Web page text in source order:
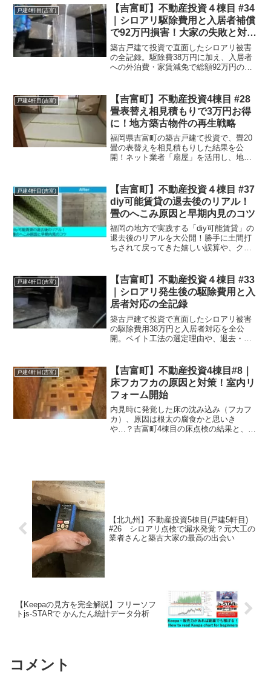
に向けてリフォーム箇所を追加した、リ
アルな現場実録です。
戸建4軒目(吉富)
【吉富町】不動産投資４棟目 #34
｜シロアリ駆除費用と入居者補償
で92万円損害！大家の失敗と対応
策
築古戸建て投資で直面したシロアリ被害
の全記録。駆除費38万円に加え、入居者
への外泊費・家賃減免で総額92万円の損
の防蟻戦略をサイドFIRE大家が実体験に
基づき徹底解説します。
戸建4軒目(吉富)
【吉富町】不動産投資4棟目 #28
畳表替え相見積もりで3万円お得
に！地方築古物件の再生戦略
福岡県吉富町の築古戸建て投資で、畳20
畳の表替えを相見積もりした結果を公
開！ネット業者「扇屋」を活用し、地場
賃貸募集戦略と、DIY大家目線の業者選び
を解説します。
戸建4軒目(吉富)
【吉富町】不動産投資４棟目 #37
diy可能賃貸の退去後のリアル！
畳のへこみ原因と早期内見のコツ
福岡の地方で実践する「diy可能賃貸」の
退去後のリアルを大公開！勝手に土間打
ちされて戻ってきた嬉しい誤算や、クレ
舎の築古戸建てでも、退去から1週間で次
の内見予約を引き寄せた丁寧なリフォー
ムの全貌です。
戸建4軒目(吉富)
【吉富町】不動産投資４棟目 #33
｜シロアリ発生後の駆除費用と入
居者対応の全記録
築古戸建て投資で直面したシロアリ被害
の駆除費用38万円と入居者対応を全公
開。ベイト工法の選定理由や、退去・減
り越えるためのリスク管理と初動対応の
正解がわかります。
戸建4軒目(吉富)
【吉富町】不動産投資4棟目#8｜
床フカフカの原因と対策！室内リ
フォーム開始
内見時に発覚した床の沈み込み（フカフ
カ）、原因は根太の腐食かと思いき
や…？吉富町4棟目の床点検の結果と、コ
【北九州】不動産投資5棟目(戸建5軒目)
#26 シロアリ点検で漏水発覚？元大工の
業者さんと築古大家の最高の出会い
【Keepaの見方を完全解説】フリーソフ
トjs-STARで かんたん統計データ分析
コメント